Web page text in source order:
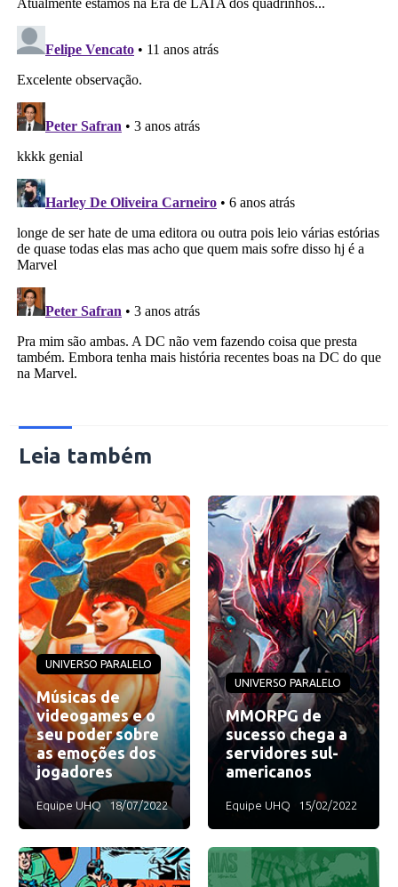
Leia também
UNIVERSO PARALELO
Músicas de
videogames e o
seu poder sobre
as emoções dos
jogadores
Equipe UHQ 18/07/2022
UNIVERSO PARALELO
MMORPG de
sucesso chega a
servidores sul-
americanos
Equipe UHQ 15/02/2022